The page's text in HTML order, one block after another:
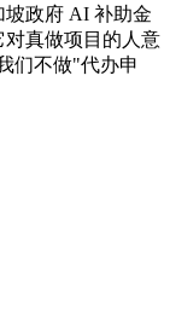
政府 AI 补助金
真做项目的人意
们不做"代办申